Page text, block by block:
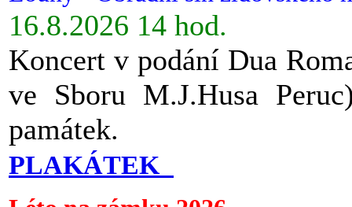
16.8.2026 14 hod.
Koncert v podání Dua
ve Sboru M.J.Husa
památek.
PLAKÁTEK